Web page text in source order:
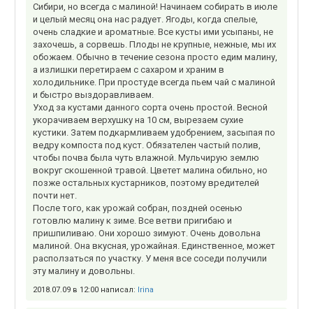
Сибири, но всегда с малиной! Начинаем собирать в июле
и целый месяц она нас радует. Ягоды, когда спелые,
очень сладкие и ароматные. Все кусты ими усыпаны, не
захочешь, а сорвешь. Плоды не крупные, нежные, мы их
обожаем. Обычно в течение сезона просто едим малину,
а излишки перетираем с сахаром и храним в
холодильнике. При простуде всегда пьем чай с малиной
и быстро выздоравливаем.
Уход за кустами данного сорта очень простой. Весной
укорачиваем верхушку на 10 см, вырезаем сухие
кустики. Затем подкармливаем удобрением, засыпая по
ведру компоста под куст. Обязателен частый полив,
чтобы почва была чуть влажной. Мульчирую землю
вокруг скошенной травой. Цветет малина обильно, но
позже остальных кустарников, поэтому вредителей
почти нет.
После того, как урожай собран, поздней осенью
готовлю малину к зиме. Все ветви пригибаю и
пришпиливаю. Они хорошо зимуют. Очень довольна
малиной. Она вкусная, урожайная. Единственное, может
расползаться по участку. У меня все соседи получили
эту малину и довольны.
2018.07.09 в 12:00 написал: Irina